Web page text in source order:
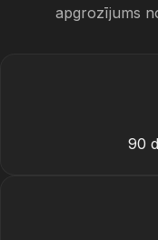
apgrozījums
90